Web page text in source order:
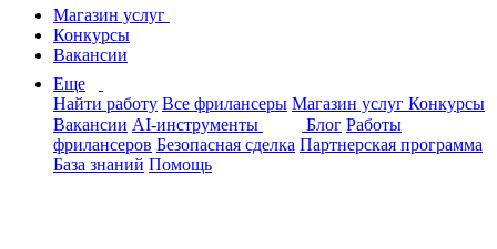
Магазин услуг
Конкурсы
Вакансии
Еще
Найти работу Все фрилансеры Магазин услуг Конкурсы
Вакансии AI-инструменты Блог Работы
фрилансеров Безопасная сделка Партнерская программа
База знаний Помощь